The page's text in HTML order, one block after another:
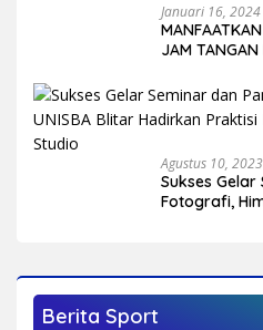
Januari 16, 2024
JAM TANGAN
Agustus 10, 2023
Sukses
Fotografi,
Berita Sport